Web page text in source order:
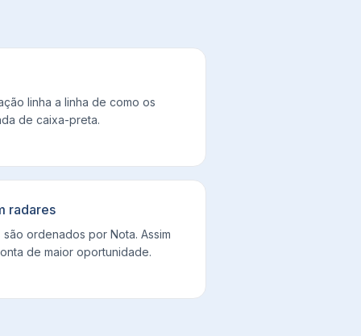
linha a linha de como os
de caixa-preta.
radares
ordenados por Nota. Assim
de maior oportunidade.